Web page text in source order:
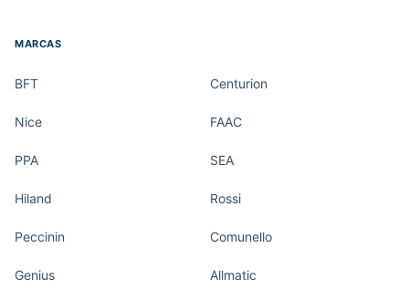
MARCAS
BFT Centurion
Nice FAAC
PPA SEA
Hiland Rossi
Peccinin Comunello
Genius Allmatic